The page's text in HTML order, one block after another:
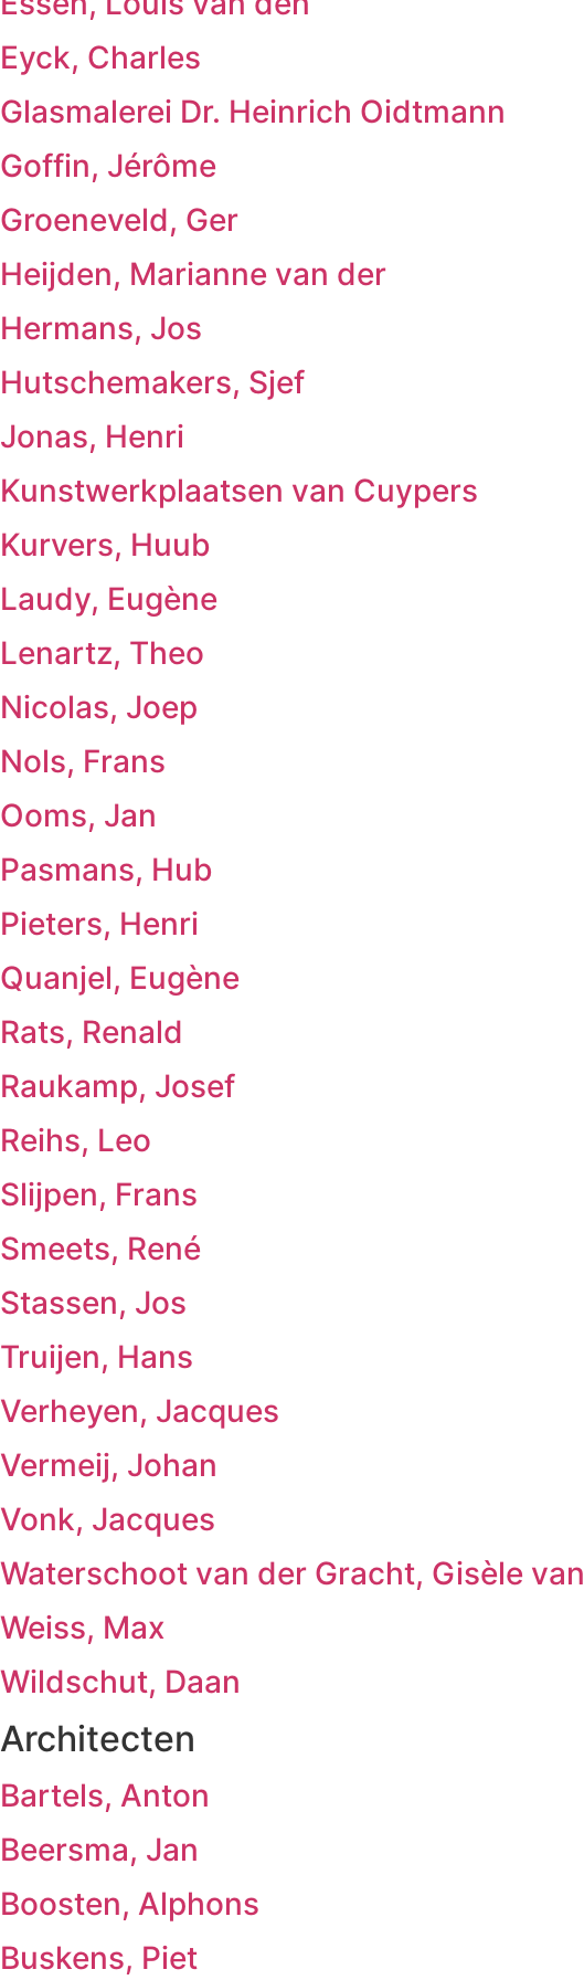
Eyck, Charles
Glasmalerei Dr. Heinrich Oidtmann
Goffin, Jérôme
Groeneveld, Ger
Heijden, Marianne van der
Hermans, Jos
Hutschemakers, Sjef
Jonas, Henri
Kunstwerkplaatsen van Cuypers
Kurvers, Huub
Laudy, Eugène
Lenartz, Theo
Nicolas, Joep
Nols, Frans
Ooms, Jan
Pasmans, Hub
Pieters, Henri
Quanjel, Eugène
Rats, Renald
Raukamp, Josef
Reihs, Leo
Slijpen, Frans
Smeets, René
Stassen, Jos
Truijen, Hans
Verheyen, Jacques
Vermeij, Johan
Vonk, Jacques
Waterschoot van der Gracht, Gisèle van
Weiss, Max
Wildschut, Daan
Architecten
Bartels, Anton
Beersma, Jan
Boosten, Alphons
Buskens, Piet